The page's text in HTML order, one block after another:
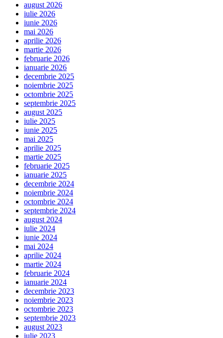
august 2026
iulie 2026
iunie 2026
mai 2026
aprilie 2026
martie 2026
februarie 2026
ianuarie 2026
decembrie 2025
noiembrie 2025
octombrie 2025
septembrie 2025
august 2025
iulie 2025
iunie 2025
mai 2025
aprilie 2025
martie 2025
februarie 2025
ianuarie 2025
decembrie 2024
noiembrie 2024
octombrie 2024
septembrie 2024
august 2024
iulie 2024
iunie 2024
mai 2024
aprilie 2024
martie 2024
februarie 2024
ianuarie 2024
decembrie 2023
noiembrie 2023
octombrie 2023
septembrie 2023
august 2023
iulie 2023